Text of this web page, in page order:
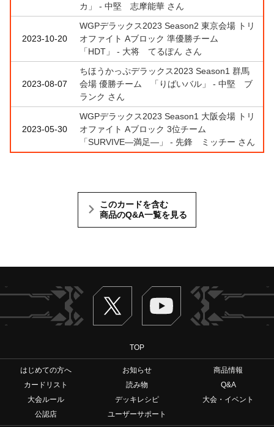
カ」 - 中堅 志摩能華 さん
2023-10-20
WGPデラックス2023 Season2 東京会場 トリ
オファイト Aブロック 準優勝チーム
「HDT」 - 大将 てるぽん さん
2023-08-07
ちほうかっぷデラックス2023 Season1 群馬
会場 優勝チーム 「りばいバル」 - 中堅 ブ
ランク さん
2023-05-30
WGPデラックス2023 Season1 大阪会場 トリ
オファイト Aブロック 3位チーム
「SURVIVE―満足―」 - 先鋒 ミッチー さん
このカードを含む
商品のQ&A一覧を見る
Twitter ヴァンガードch
TOP
はじめての方へ お知らせ
商品情報
カードリスト
読み物
Q&A
大会ルール
デッキレシピ
大会・イベント
公認店
ユーザーサポート